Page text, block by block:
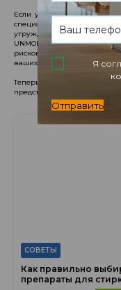
Если у вас возник вопрос,
специалисты
утруждать себя
UNMOMENTO.
рисков усадки, линьки
ваших средств!
Теперь можно смело
предстоящей стирке. Ее мы
СОВЕТЫ
Как правильно
препараты для
Я
Отправить